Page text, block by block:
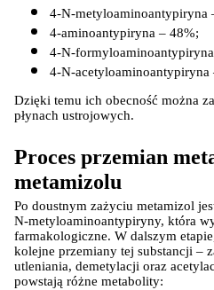
4-N-metyloaminoantypiryna
4-aminoantypiryna – 48%;
4-N-
4-N-acetyloaminoantypiryna
Dzięki temu ich obecność można
płynach ustrojowych.
Proces przemian
metamizolu
Po doustnym zażyciu metamizol
N-metyloaminoantypiryny, która
farmakologiczne. W dalszym
kolejne przemiany tej substancji –
utleniania, demetylacji oraz
powstają różne metabolity: